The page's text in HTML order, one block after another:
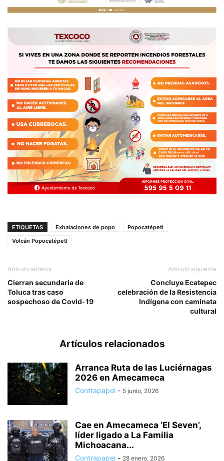
ETIQUETAS Exhalaciones de popo
Popocatépetl
Volcán Popocatépetl
Artículo anterior
Cierran secundaria de
Toluca tras caso
sospechoso de Covid-19
Artículo siguiente
Concluye Ecatepec
celebración de la Resistencia
Indígena con caminata
cultural
Artículos relacionados
Arranca Ruta de las Luciérnagas
2026 en Amecameca
Contrapapel - 5 junio, 2026
Cae en Amecameca ‘El Seven’,
líder ligado a La Familia
Michoacana...
Contrapapel - 28 enero, 2026